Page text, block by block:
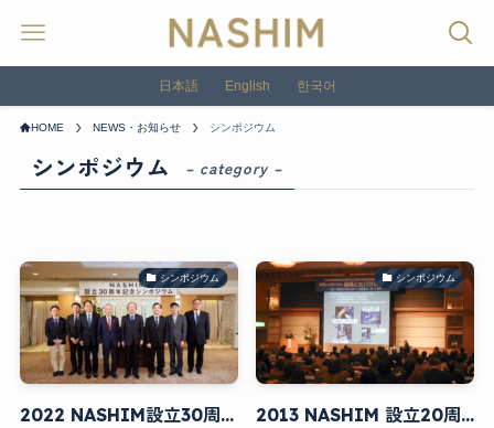
日本語 English 한국어
HOME NEWS・お知らせ シンポジウム
シンポジウム – category –
シンポジウム
2022 NASHIM設立30周年記念シンポジウム
シンポジウム
2013 NASHIM 設立20周年及び長崎大学原研 創設50周年記念シンポジウム